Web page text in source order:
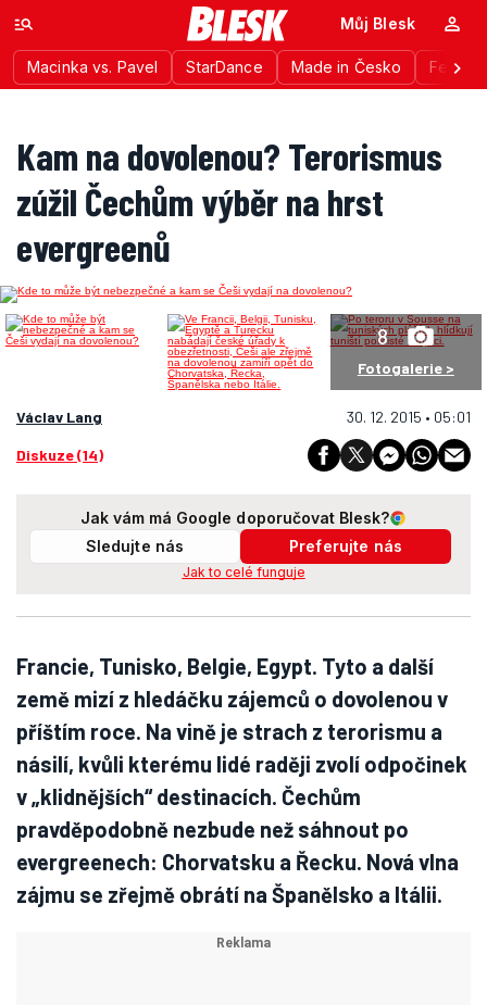
Macinka vs. Pavel StarDance Made in Česko
Můj Blesk
Kam na dovolenou? Terorismus
zúžil Čechům výběr na hrst
evergreenů
8
Fotogalerie >
Václav Lang 30. 12. 2015 • 05:01
Diskuze (14)
Jak vám má Google doporučovat Blesk?
Sledujte nás
Preferujte nás
Jak to celé funguje
Francie, Tunisko, Belgie, Egypt. Tyto a další
země mizí z hledáčku zájemců o dovolenou v
příštím roce. Na vině je strach z terorismu a
násilí, kvůli kterému lidé raději zvolí odpočinek
v „klidnějších“ destinacích. Čechům
pravděpodobně nezbude než sáhnout po
evergreenech: Chorvatsku a Řecku. Nová vlna
zájmu se zřejmě obrátí na Španělsko a Itálii.